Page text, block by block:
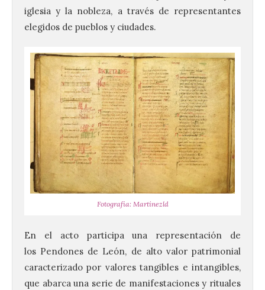
iglesia y la nobleza, a través de representantes
elegidos de pueblos y ciudades.
Fotografía: Martínezld
En el acto participa una representación de
los Pendones de León, de alto valor patrimonial
caracterizado por valores tangibles e intangibles,
que abarca una serie de manifestaciones y rituales